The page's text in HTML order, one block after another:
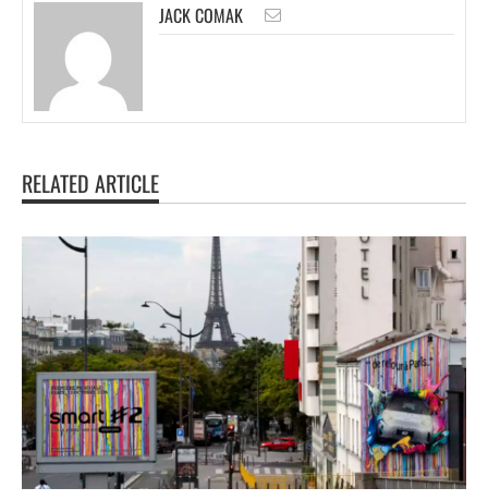
JACK COMAK
RELATED ARTICLE